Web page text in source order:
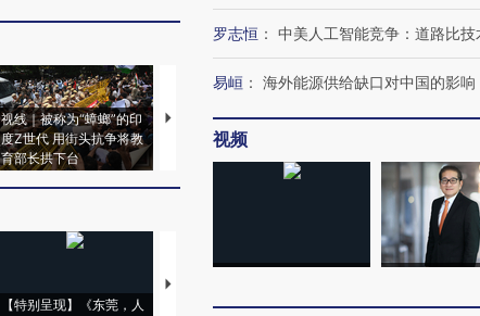
视线｜被称为“蟑螂”的印
度Z世代 用街头抗争将教
育部长拱下台
视线｜“入侵”还是“人道危
机”？难民潮撕裂西班牙
飞地休达
湖北宜昌局部短时降雨
4000人
【特别呈现】《东莞，人
【推广】走进第四届链博
会，让数智科技“链”接产
【特别呈现】寻找100种
罗志恒 ： 中美人工智能竞争：道路比技
易峘 ： 海外能源供给缺口对中国的影响
视频